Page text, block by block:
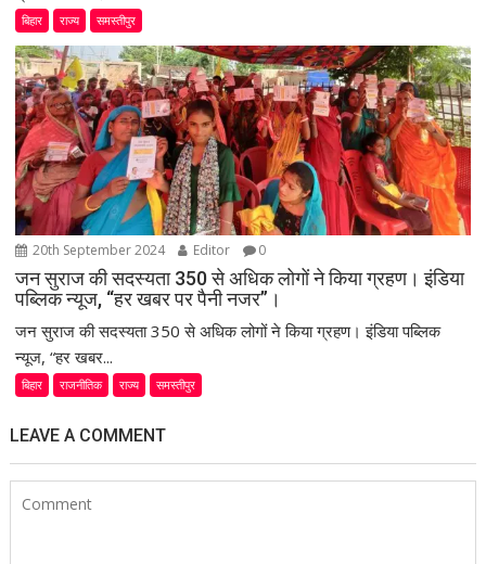
बिहार राज्य समस्तीपुर
20th September 2024 Editor 0
जन सुराज की सदस्यता 350 से अधिक लोगों ने किया ग्रहण। इंडिया
पब्लिक न्यूज, “हर खबर पर पैनी नजर”।
जन सुराज की सदस्यता 350 से अधिक लोगों ने किया ग्रहण। इंडिया पब्लिक
न्यूज, “हर खबर...
बिहार राजनीतिक राज्य समस्तीपुर
LEAVE A COMMENT